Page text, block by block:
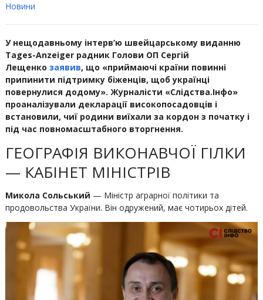
Новини
У нещодавньому інтерв’ю швейцарському виданню
Tages-Anzeiger радник Голови ОП Сергій
Лещенко заявив, що «приймаючі країни повинні
припинити підтримку біженців, щоб українці
повернулися додому». Журналісти «Слідства.Інфо»
проаналізували декларації високопосадовців і
встановили, чиї родини виїхали за кордон з початку і
під час повномасштабного вторгнення.
ГЕОГРАФІЯ ВИКОНАВЧОЇ ГІЛКИ
— КАБІНЕТ МІНІСТРІВ
Микола Сольський — Міністр аграрної політики та
продовольства України. Він одружений, має чотирьох дітей.